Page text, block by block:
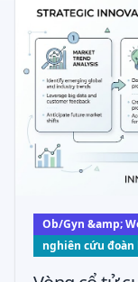
thêm tối thiểu.
Ob/Gyn &amp;
nghiên cứu đoàn